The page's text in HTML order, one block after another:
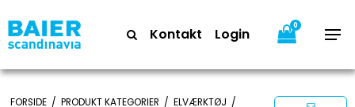
Kontakt Login 0
FORSIDE / PRODUKT KATEGORIER / ELVÆRKTØJ /